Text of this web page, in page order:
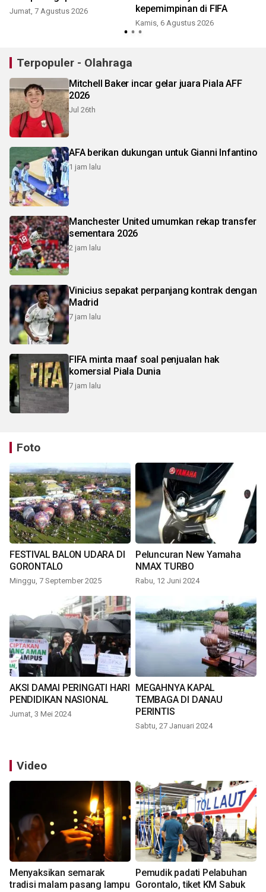
Jumat, 7 Agustus 2026
kepemimpinan di FIFA
Kamis, 6 Agustus 2026
Terpopuler - Olahraga
Mitchell Baker incar gelar juara Piala AFF
2026
Jul 26th
AFA berikan dukungan untuk Gianni Infantino
1 jam lalu
Manchester United umumkan rekap transfer
sementara 2026
2 jam lalu
Vinicius sepakat perpanjang kontrak dengan
Madrid
7 jam lalu
FIFA minta maaf soal penjualan hak
komersial Piala Dunia
7 jam lalu
Foto
FESTIVAL BALON UDARA DI
GORONTALO
Minggu, 7 September 2025
Peluncuran New Yamaha
NMAX TURBO
Rabu, 12 Juni 2024
AKSI DAMAI PERINGATI HARI
PENDIDIKAN NASIONAL
Jumat, 3 Mei 2024
MEGAHNYA KAPAL
TEMBAGA DI DANAU
PERINTIS
Sabtu, 27 Januari 2024
Video
Menyaksikan semarak
tradisi malam pasang lampu
Pemudik padati Pelabuhan
Gorontalo, tiket KM Sabuk